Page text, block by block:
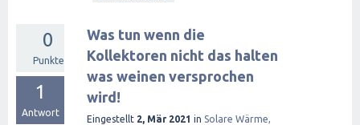
0
Punkte
1
Antwort
Was tun wenn die
Kollektoren nicht das halten
was weinen versprochen
wird!
Eingestellt 2, Mär 2021 in Solare Wärme,